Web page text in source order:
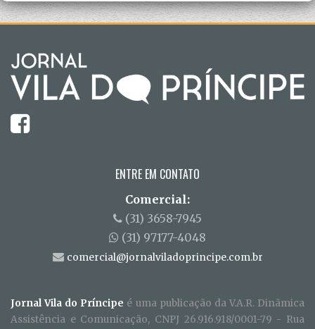
ENTRE EM CONTATO
Comercial:
(31) 3658-7945
(31) 97177-4048
comercial@jornalviladoprincipe.com.br
Jornal Vila do Príncipe é uma publicação da V.A.R. Dinãmica
Assistência e Comunicação, CNPJ 26.916.918/0001-79 - Rua